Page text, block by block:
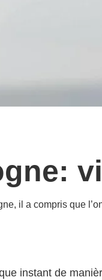
il a compris que
instant de